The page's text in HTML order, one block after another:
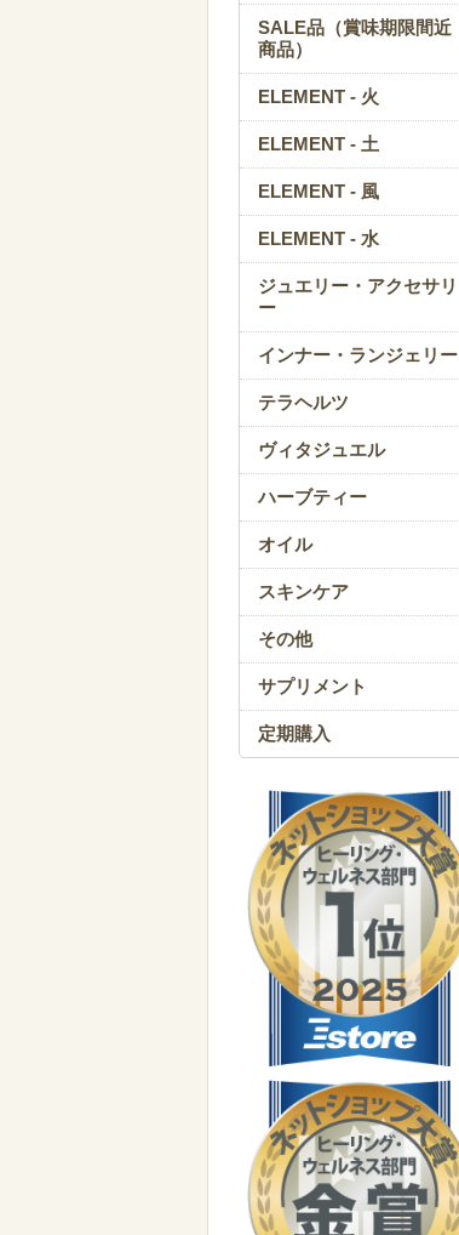
SALE品（賞味期限間近
商品）
ELEMENT - 火
ELEMENT - 土
ELEMENT - 風
ELEMENT - 水
ジュエリー・アクセサリ
ー
インナー・ランジェリー
テラヘルツ
ヴィタジュエル
ハーブティー
オイル
スキンケア
その他
サプリメント
定期購入